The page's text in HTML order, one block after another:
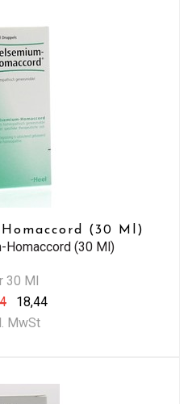
Homaccord (30 Ml)
Homaccord (30 Ml)
30 Ml
18,44
MwSt